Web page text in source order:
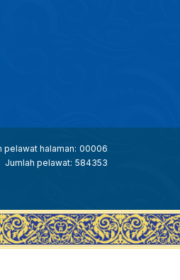
pelawat halaman: 00006
Jumlah pelawat: 584353